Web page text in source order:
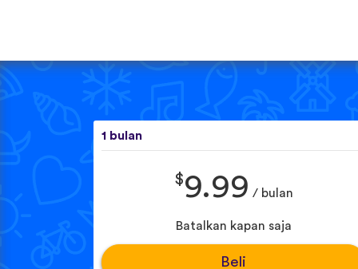
1 bulan
$9.99 / bulan
Batalkan kapan saja
Beli